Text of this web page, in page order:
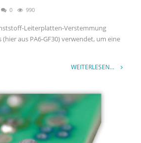
0 990
Leiterplatten-Verstemmung
aus PA6-GF30) verwendet, um eine
WEITERLESEN...